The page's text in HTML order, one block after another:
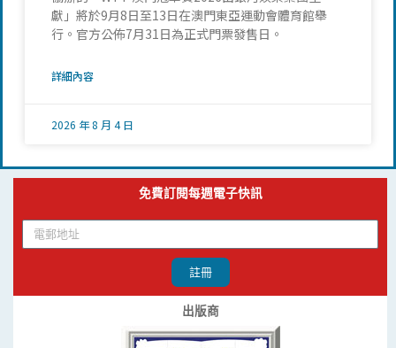
獻」將於9月8日至13日在澳門東亞運動會體育館舉
行。官方公佈7月31日為正式門票發售日。
詳細內容
2026 年 8 月 4 日
免費訂閱每週電子快訊
註冊
出版商